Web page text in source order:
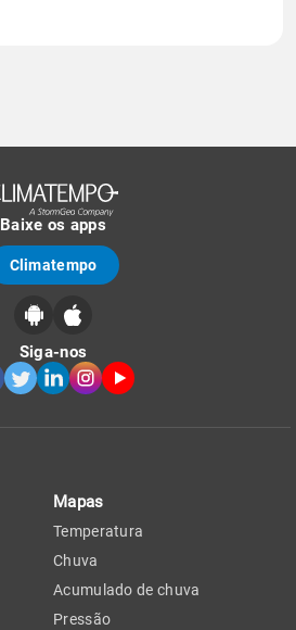
Baixe os apps
Climatempo
Siga-nos
Mapas
Temperatura
Chuva
Acumulado de chuva
Pressão